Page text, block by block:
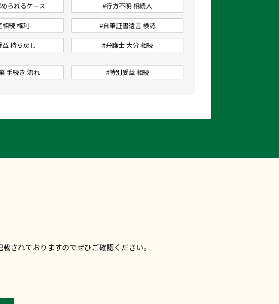
られるケース #行方不明 相続人
相続 権利 #自筆証書遺言 検認
益 持ち戻し #弁護士 大分 相続
手続き 流れ #特別受益 相続
されておりますのでぜひご確認ください。